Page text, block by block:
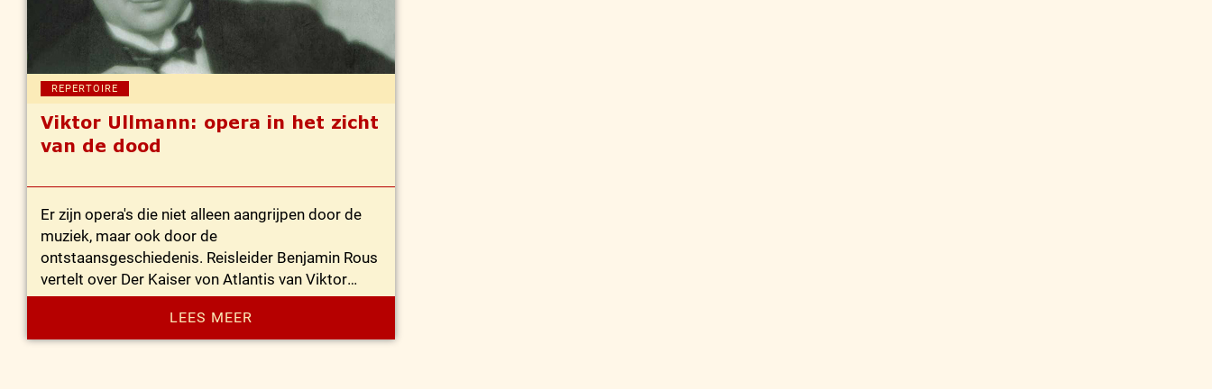
REPERTOIRE
Viktor Ullmann: opera in het zicht
van de dood
Er zijn opera's die niet alleen aangrijpen door de
muziek, maar ook door de
ontstaansgeschiedenis. Reisleider Benjamin Rous
vertelt over Der Kaiser von Atlantis van Viktor
Ullmann, gecomponeerd in concentratiekamp
LEES MEER